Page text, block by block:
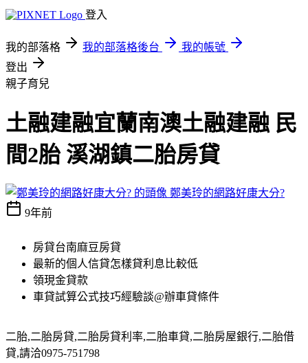
登入
我的部落格 我的部落格後台
我的帳號
登出
親子育兒
土融建融宜蘭南澳土融建融 民
間2胎 溪湖鎮二胎房貸
鄭美玲的網路好康大分?
9年前
房貸台南麻豆房貸
最新的個人信貸怎樣貸利息比較低
領現金貸款
車貸試算公式技巧經驗談@辦車貸條件
二胎,二胎房貸,二胎房貸利率,二胎車貸,二胎房屋銀行,二胎借
貸,請洽0975-751798